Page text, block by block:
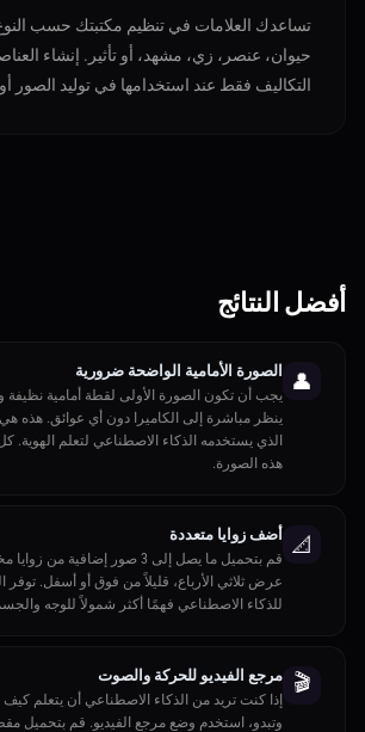
تساعدك العلامات في تنظيم مكتبتك حسب
حيوان، عنصر، زي، مشهد، أو تأثير. إنشاء
التكاليف فقط عند استخدامها في توليد الصور أو
أفضل النتائج
👤 الصورة الأمامية الواضحة ضرورية
يجب أن تكون الصورة الأولى لقطة أمامية نظيفة
ينظر مباشرة إلى الكاميرا دون أي عوائق. هذه
الذي يستخدمه الذكاء الاصطناعي لتعلم
هذه الصورة.
📐 أضف زوايا متعددة
قم بتحميل ما يصل إلى 3 صور إضافية
عرض ثلاثي الأرباع، قليلاً من فوق أو أسفل. توفر
للذكاء الاصطناعي فهمًا أكثر شمولاً للوجه
🎬 مرجع الفيديو للحركة والصوت
إذا كنت تريد من الذكاء الاصطناعي أن يتعلم